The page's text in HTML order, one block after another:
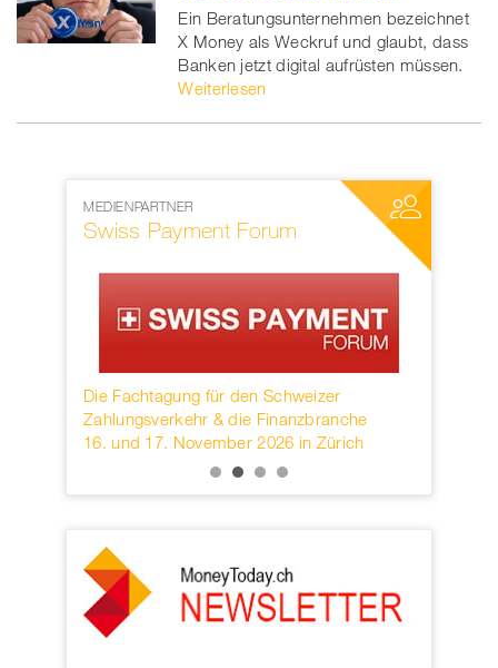
Ein Beratungsunternehmen bezeichnet
X Money als Weckruf und glaubt, dass
Banken jetzt digital aufrüsten müssen.
Weiterlesen
MEDIENPARTNER
Swiss Payment Forum
Die Fachtagung für den Schweizer
Zahlungsverkehr & die Finanzbranche
16. und 17. November 2026 in Zürich